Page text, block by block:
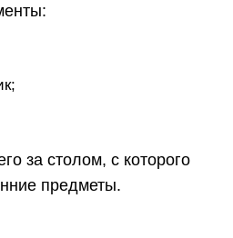
за столом, с которого
предметы.